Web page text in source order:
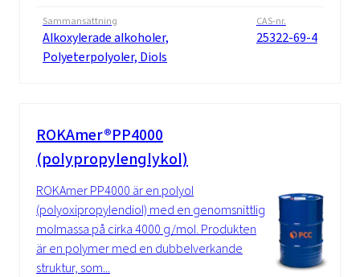
Sammansättning
Alkoxylerade alkoholer,
Polyeterpolyoler, Diols
CAS-nr.
25322-69-4
ROKAmer®PP4000
(polypropylenglykol)
ROKAmer PP4000 är en polyol
(polyoxipropylendiol) med en genomsnittlig
molmassa på cirka 4000 g/mol. Produkten
är en polymer med en dubbelverkande
struktur, som...